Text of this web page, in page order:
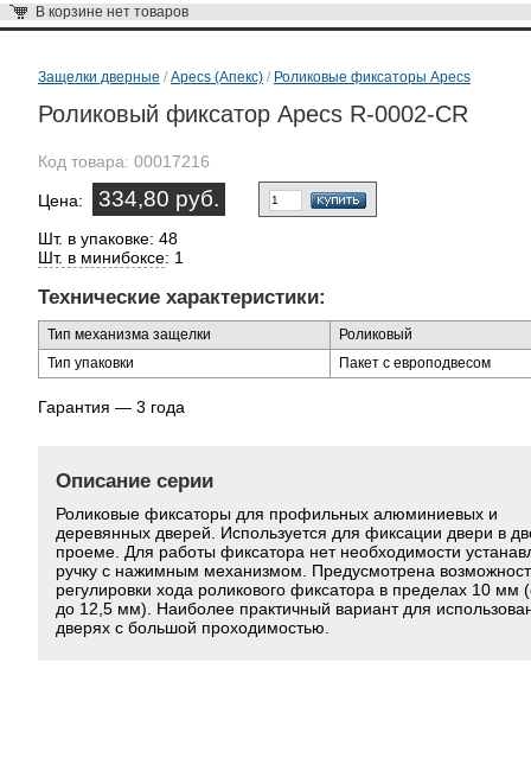
В корзине нет товаров
Защелки дверные / Apecs (Апекс) / Роликовые фиксаторы Apecs
Роликовый фиксатор Apecs R-0002-CR
Код товара: 00017216
Цена: 334,80 руб.
Шт. в упаковке: 48
Шт. в минибоксе: 1
Технические характеристики:
Тип механизма защелки
Роликовый
Тип упаковки
Пакет с европодвесом
Гарантия — 3 года
Описание серии
Роликовые фиксаторы для профильных алюминиевых и
деревянных дверей. Используется для фиксации двери в
проеме. Для работы фиксатора нет необходимости
ручку с нажимным механизмом. Предусмотрена
регулировки хода роликового фиксатора в пределах 10 мм
до 12,5 мм). Наиболее практичный вариант для
дверях с большой проходимостью.